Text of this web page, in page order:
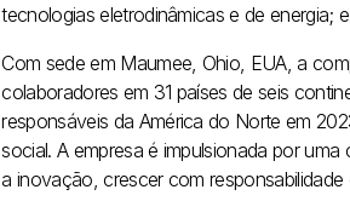
tecnologias eletrodinâmicas e de energia;
Com sede em Maumee, Ohio, EUA, a
colaboradores em 31 países de seis
responsáveis da América do Norte em
social. A empresa é impulsionada por
a inovação, crescer com